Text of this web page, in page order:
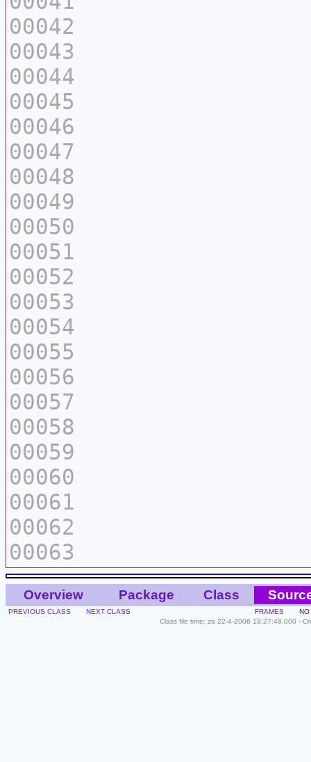
00042
00043
00044
00045
00046
00047
00048
00049
00050
00051
00052
00053
00054
00055
00056
00057
00058
00059
00060
00061
00062
00063
Overview Package Class
PREVIOUS CLASS NEXT CLASS FRAMES
NO
Class file time: za 22-4-2006 13:27:48.000 -